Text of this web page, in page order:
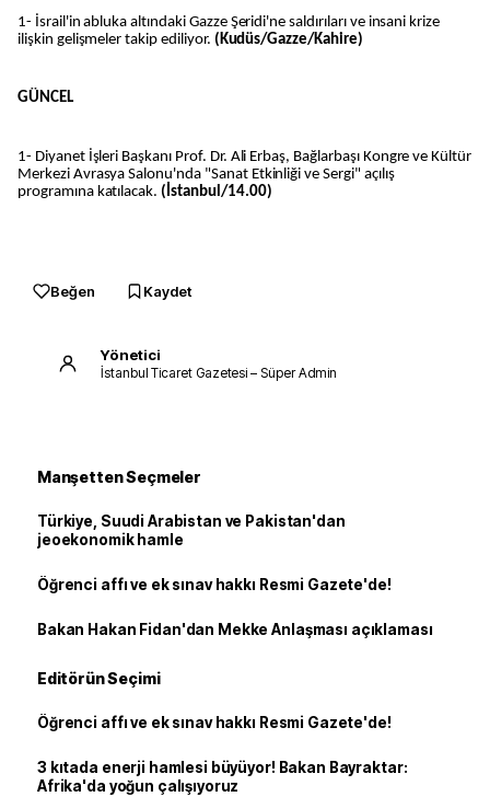
1- İsrail'in abluka altındaki Gazze Şeridi'ne saldırıları ve insani krize
ilişkin gelişmeler takip ediliyor. (Kudüs/Gazze/Kahire)
GÜNCEL
1- Diyanet İşleri Başkanı Prof. Dr. Ali Erbaş, Bağlarbaşı Kongre ve Kültür
Merkezi Avrasya Salonu'nda "Sanat Etkinliği ve Sergi" açılış
programına katılacak. (İstanbul/14.00)
Beğen Kaydet
Yönetici
İstanbul Ticaret Gazetesi – Süper Admin
Manşetten Seçmeler
Türkiye, Suudi Arabistan ve Pakistan'dan
jeoekonomik hamle
Öğrenci affı ve ek sınav hakkı Resmi Gazete'de!
Bakan Hakan Fidan'dan Mekke Anlaşması açıklaması
Editörün Seçimi
Öğrenci affı ve ek sınav hakkı Resmi Gazete'de!
3 kıtada enerji hamlesi büyüyor! Bakan Bayraktar:
Afrika'da yoğun çalışıyoruz